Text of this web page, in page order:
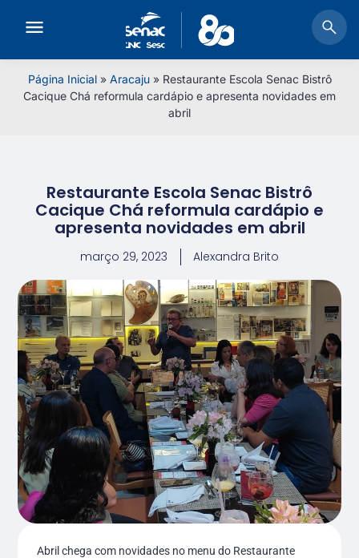
Página Inicial» Aracaju» Restaurante Escola Senac Bistrô
Cacique Chá reformula cardápio e apresenta novidades em
abril
Restaurante Escola Senac Bistrô
Cacique Chá reformula cardápio e
apresenta novidades em abril
março 29, 2023 Alexandra Brito
Abril chega com novidades no menu do Restaurante